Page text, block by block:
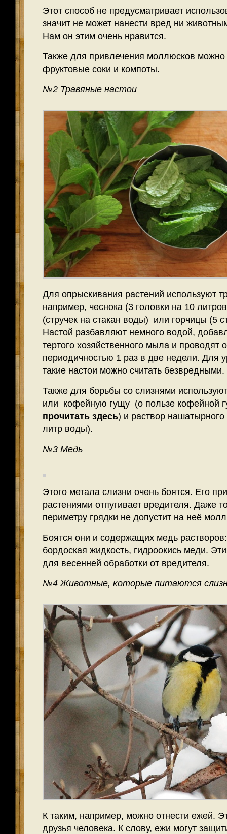
Этот способ не предусматривает
значит не может нанести вред ни
Нам он этим очень нравится.
Также для привлечения моллюсков можно
фруктовые соки и компоты.
№2 Травяные настои
Для опрыскивания растений используют
например, чеснока (3 головки на 10
(стручек на стакан воды) или горчицы (5
Настой разбавляют немного водой,
тертого хозяйственного мыла и проводят
периодичностью 1 раз в две недели. Для
такие настои можно считать безвредными.
Также для борьбы со слизнями
или кофейную гущу (о пользе кофейной
прочитать здесь) и раствор
литр воды).
№3 Медь
Этого метала слизни очень боятся. Его
растениями отпугивает вредителя. Даже
периметру грядки не допустит на неё
Боятся они и содержащих медь
бордоская жидкость, гидроокись меди.
для весенней обработки от вредителя.
№4 Животные, которые питаются
К таким, например, можно отнести ежей.
друзья человека. К слову, ежи могут